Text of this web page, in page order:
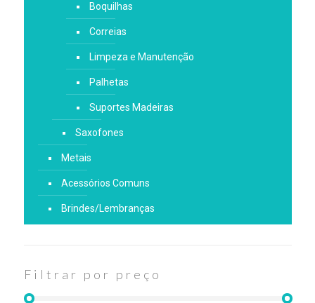
Boquilhas
Correias
Limpeza e Manutenção
Palhetas
Suportes Madeiras
Saxofones
Metais
Acessórios Comuns
Brindes/Lembranças
Filtrar por preço